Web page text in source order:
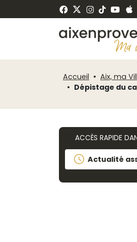
Accueil Aix, ma
Dépistage du
ACCÈS RAPIDE
Actualité
de
Panneau de gestion des cookies